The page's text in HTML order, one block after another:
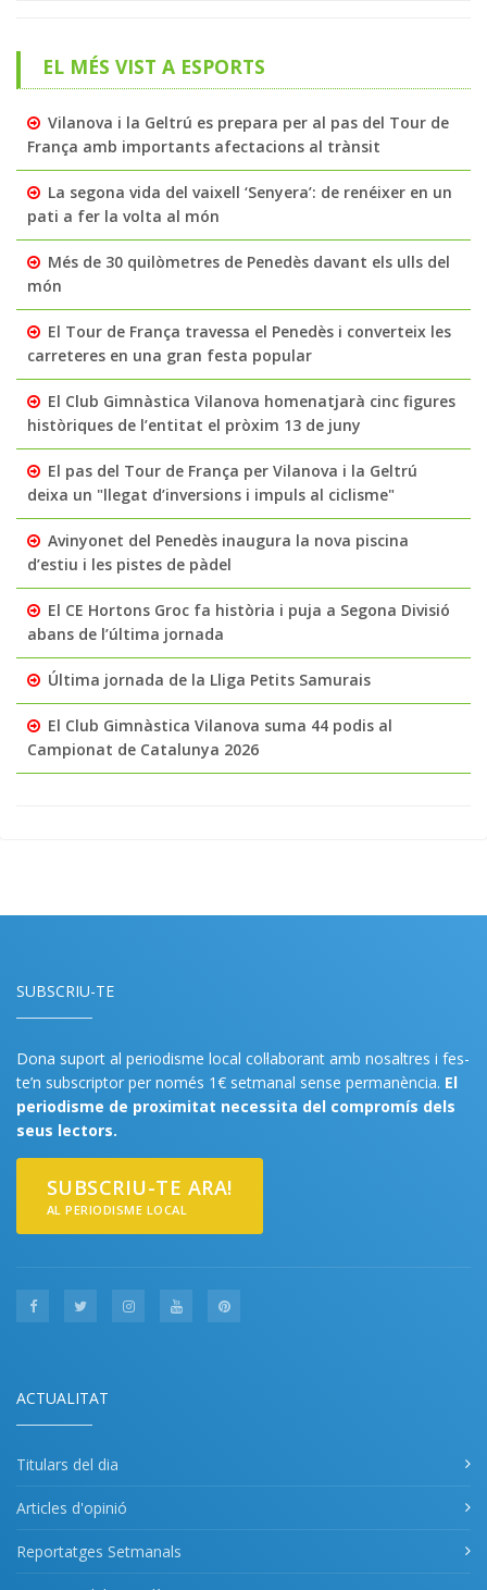
EL MÉS VIST A ESPORTS
Vilanova i la Geltrú es prepara per al pas del Tour de
França amb importants afectacions al trànsit
La segona vida del vaixell ‘Senyera’: de renéixer en un
pati a fer la volta al món
Més de 30 quilòmetres de Penedès davant els ulls del
món
El Tour de França travessa el Penedès i converteix les
carreteres en una gran festa popular
El Club Gimnàstica Vilanova homenatjarà cinc figures
històriques de l’entitat el pròxim 13 de juny
El pas del Tour de França per Vilanova i la Geltrú
deixa un "llegat d’inversions i impuls al ciclisme"
Avinyonet del Penedès inaugura la nova piscina
d’estiu i les pistes de pàdel
El CE Hortons Groc fa història i puja a Segona Divisió
abans de l’última jornada
Última jornada de la Lliga Petits Samurais
El Club Gimnàstica Vilanova suma 44 podis al
Campionat de Catalunya 2026
SUBSCRIU-TE
Dona suport al periodisme local col·laborant amb nosaltres i fes-
te’n subscriptor per només 1€ setmanal sense permanència. El
periodisme de proximitat necessita del compromís dels
seus lectors.
SUBSCRIU-TE ARA!
AL PERIODISME LOCAL
ACTUALITAT
Titulars del dia
Articles d'opinió
Reportatges Setmanals